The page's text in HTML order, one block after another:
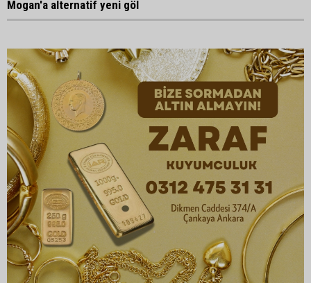
Mogan'a alternatif yeni göl